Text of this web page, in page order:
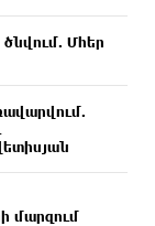
Մհեր
մարզում